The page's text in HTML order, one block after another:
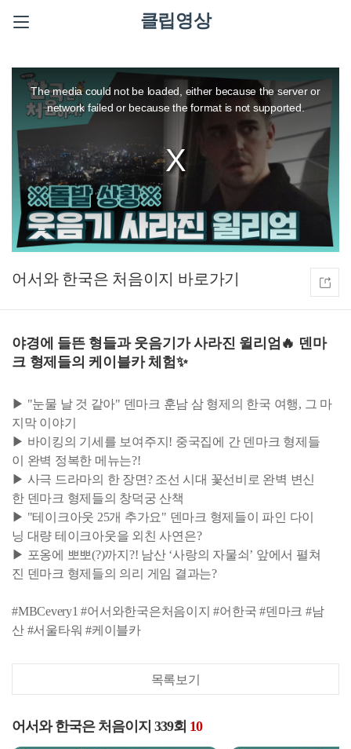
클립영상
modal
window.
The media could not be loaded, either because the server or
network failed or because the format is not supported.
어서와 한국은 처음이지
야경에 들뜬 형들과 웃음기가 사라진 윌리엄🔥 덴마
크 형제들의 케이블카 체험✨
▶ "눈물 날 것 같아" 덴마크 훈남 삼 형제의 한국 여행, 그 마
지막 이야기
▶ 바이킹의 기세를 보여주지! 중국집에 간 덴마크 형제들
이 완벽 정복한 메뉴는?!
▶ 사극 드라마의 한 장면? 조선 시대 꽃선비로 완벽 변신
한 덴마크 형제들의 창덕궁 산책
▶ "테이크아웃 25개 추가요" 덴마크 형제들이 파인 다이
닝 대량 테이크아웃을 외친 사연은?
▶ 포옹에 뽀뽀(?)까지?! 남산 ‘사랑의 자물쇠’ 앞에서 펼쳐
진 덴마크 형제들의 의리 게임 결과는?
#MBCevery1 #어서와한국은처음이지 #어한국 #덴마크 #남
산 #서울타워 #케이블카
목록보기
어서와 한국은 처음이지 339회 10